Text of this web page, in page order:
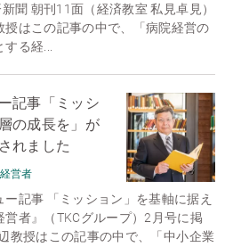
聞 朝刊11面（経済教室 私見卓見）
はこの記事の中で、「病院経営の
る経...
記事「ミッシ
の成長を」が
れました
営者
記事 「ミッション」を基軸に据え
者』（TKCグループ）2月号に掲
教授はこの記事の中で、「中小企業